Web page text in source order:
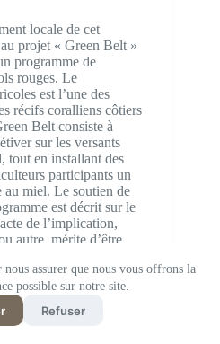
assurer que nous vous offrons la
possible sur notre site.
Refuser
locale de cet
projet « Green Belt »
programme de
rouges. Le
est l’une des
récifs coralliens côtiers
Belt consiste à
sur les versants
tout en installant des
participants un
au miel. Le soutien de
est décrit sur le
de l’implication,
autre, mérite d’être